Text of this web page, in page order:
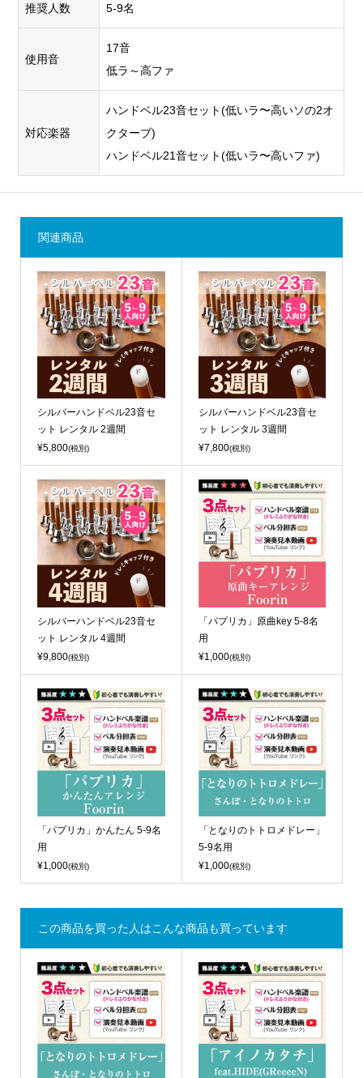
ー推奨人数 5-9名
使用音
17音
低ラ～高ファ
対応楽器
ハンドベル23音セット(低いラ〜高いソの2オ
クターブ)
ハンドベル21音セット(低いラ〜高いファ)
関連商品
シルバーハンドベル23音セ
ット レンタル 2週間
¥5,800(税別)
シルバーハンドベル23音セ
ット レンタル 3週間
¥7,800(税別)
シルバーハンドベル23音セ
ット レンタル 4週間
¥9,800(税別)
「パプリカ」原曲key 5-8名
用
¥1,000(税別)
「パプリカ」かんたん 5-9名
用
¥1,000(税別)
「となりのトトロメドレー」
5-9名用
¥1,000(税別)
この商品を買った人はこんな商品も買っています